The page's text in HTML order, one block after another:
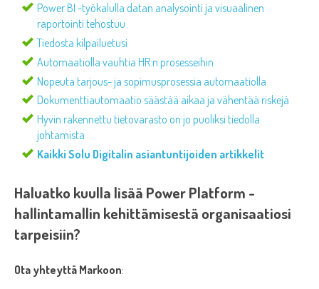
Power BI -työkalulla datan analysointi ja visuaalinen
raportointi tehostuu
Tiedosta kilpailuetusi
Automaatiolla vauhtia HR:n prosesseihin
Nopeuta tarjous- ja sopimusprosessia automaatiolla
Dokumenttiautomaatio säästää aikaa ja vähentää riskejä
Hyvin rakennettu tietovarasto on jo puoliksi tiedolla
johtamista
Kaikki Solu Digitalin asiantuntijoiden artikkelit
Haluatko kuulla lisää Power Platform -
hallintamallin kehittämisestä organisaatiosi
tarpeisiin?
Ota yhteyttä Markoon: